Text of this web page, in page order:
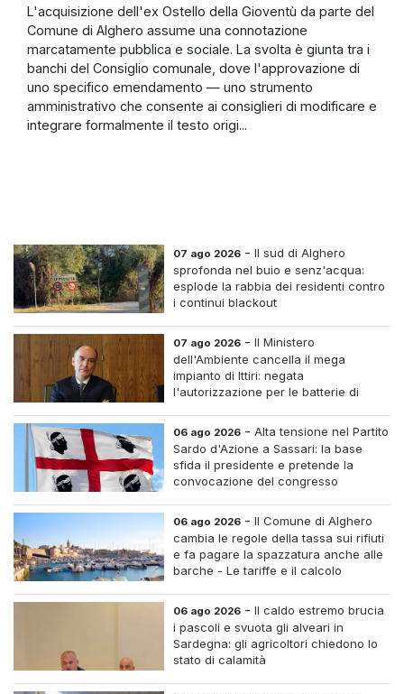
L'acquisizione dell'ex Ostello della Gioventù da parte del
Comune di Alghero assume una connotazione
marcatamente pubblica e sociale. La svolta è giunta tra i
banchi del Consiglio comunale, dove l'approvazione di
uno specifico emendamento — uno strumento
amministrativo che consente ai consiglieri di modificare e
integrare formalmente il testo origi...
07 ago 2026 -Il sud di Alghero
sprofonda nel buio e senz'acqua:
esplode la rabbia dei residenti contro
i continui blackout
07 ago 2026 -Il Ministero
dell'Ambiente cancella il mega
impianto di Ittiri: negata
l'autorizzazione per le batterie di
06 ago 2026 -Alta tensione nel Partito
Sardo d'Azione a Sassari: la base
sfida il presidente e pretende la
convocazione del congresso
06 ago 2026 -Il Comune di Alghero
cambia le regole della tassa sui rifiuti
e fa pagare la spazzatura anche alle
barche - Le tariffe e il calcolo
06 ago 2026 -Il caldo estremo brucia
i pascoli e svuota gli alveari in
Sardegna: gli agricoltori chiedono lo
stato di calamità